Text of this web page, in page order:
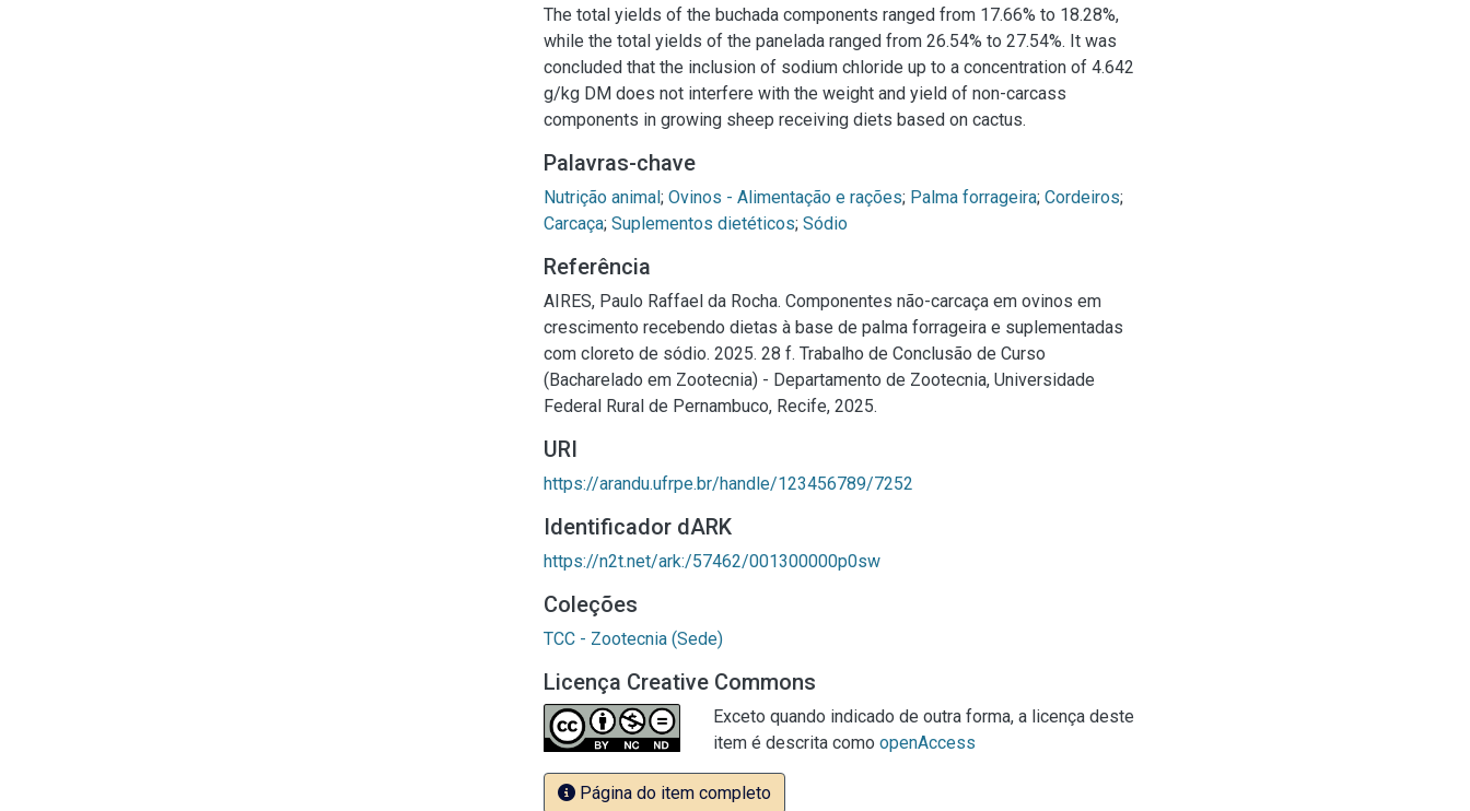
The total yields of the buchada components ranged from 17.66% to 18.28%,
while the total yields of the panelada ranged from 26.54% to 27.54%. It was
concluded that the inclusion of sodium chloride up to a concentration of 4.642
g/kg DM does not interfere with the weight and yield of non-carcass
components in growing sheep receiving diets based on cactus.
Palavras-chave
Nutrição animal; Ovinos - Alimentação e rações; Palma forrageira; Cordeiros;
Carcaça; Suplementos dietéticos; Sódio
Referência
AIRES, Paulo Raffael da Rocha. Componentes não-carcaça em ovinos em
crescimento recebendo dietas à base de palma forrageira e suplementadas
com cloreto de sódio. 2025. 28 f. Trabalho de Conclusão de Curso
(Bacharelado em Zootecnia) - Departamento de Zootecnia, Universidade
Federal Rural de Pernambuco, Recife, 2025.
URI
https://arandu.ufrpe.br/handle/123456789/7252
Identificador dARK
https://n2t.net/ark:/57462/001300000p0sw
Coleções
TCC - Zootecnia (Sede)
Licença Creative Commons
Exceto quando indicado de outra forma, a licença deste
item é descrita como openAccess
Página do item completo